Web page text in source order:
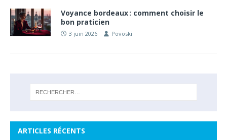
Voyance bordeaux : comment choisir le
bon praticien
3 juin 2026 Povoski
ARTICLES RÉCENTS